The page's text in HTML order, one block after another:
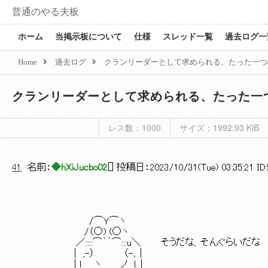
普通のやる夫板
ホーム 当掲示板について 仕様 スレッド一覧 過去ログ
Home 過去ログ クランリーダーとして求められる、たった一
クランリーダーとして求められる、たった一
レス数：1000 サイズ：1992.93 KiB
41 名前： ◆hXiJucbo02 ] 投稿日： 2023/10/31(Tue) 03:35:21
/⌒Ｙ⌒ヽ
/（○) (○ヽ
／::::⌒｀´⌒:::u＼ そうだな、そんぐらいだな
| ,-） （-、|
| l ヽ＿＿ノ l. |